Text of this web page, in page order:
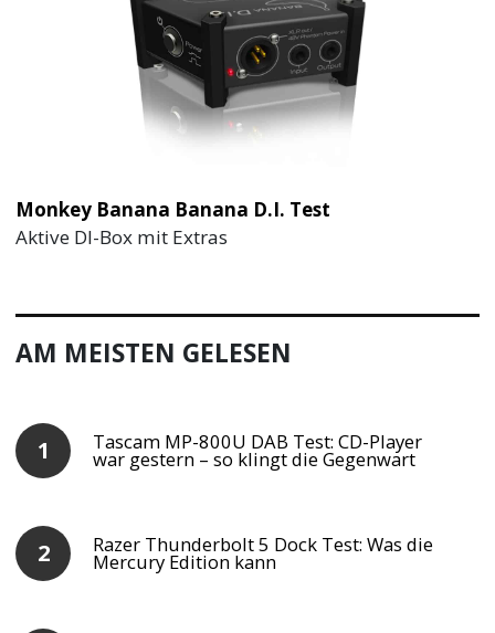
Monkey Banana Banana D.I. Test
Aktive DI-Box mit Extras
AM MEISTEN GELESEN
Tascam MP-800U DAB Test: CD-Player
war gestern – so klingt die Gegenwart
Razer Thunderbolt 5 Dock Test: Was die
Mercury Edition kann